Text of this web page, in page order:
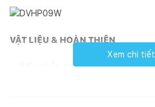
VẬT LIỆU & HOÀN THIỆN
Màu phần thân: Đen, Trắng
Xem chi tiết